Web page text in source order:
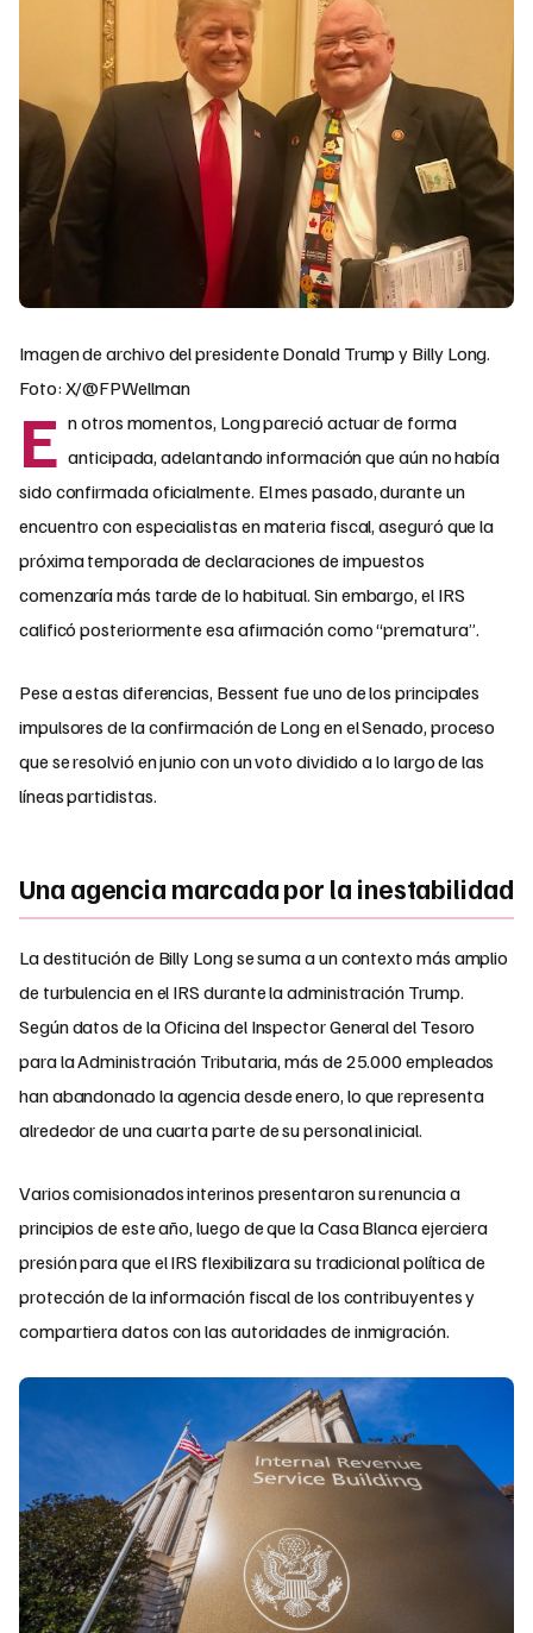
Imagen de archivo del presidente Donald Trump y Billy Long.
Foto: X/@FPWellman
E n otros momentos, Long pareció actuar de forma
anticipada, adelantando información que aún no había
sido confirmada oficialmente. El mes pasado, durante un
encuentro con especialistas en materia fiscal, aseguró que la
próxima temporada de declaraciones de impuestos
comenzaría más tarde de lo habitual. Sin embargo, el IRS
calificó posteriormente esa afirmación como “prematura”.
Pese a estas diferencias, Bessent fue uno de los principales
impulsores de la confirmación de Long en el Senado, proceso
que se resolvió en junio con un voto dividido a lo largo de las
líneas partidistas.
Una agencia marcada por la inestabilidad
La destitución de Billy Long se suma a un contexto más amplio
de turbulencia en el IRS durante la administración Trump.
Según datos de la Oficina del Inspector General del Tesoro
para la Administración Tributaria, más de 25.000 empleados
han abandonado la agencia desde enero, lo que representa
alrededor de una cuarta parte de su personal inicial.
Varios comisionados interinos presentaron su renuncia a
principios de este año, luego de que la Casa Blanca ejerciera
presión para que el IRS flexibilizara su tradicional política de
protección de la información fiscal de los contribuyentes y
compartiera datos con las autoridades de inmigración.